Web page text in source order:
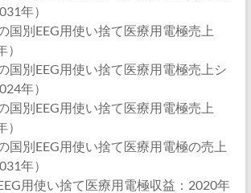
年）
国別EEG用使い捨て医療用電極売上
国別EEG用使い捨て医療用電極売上シ
年）
国別EEG用使い捨て医療用電極売上
国別EEG用使い捨て医療用電極の売上
年）
用使い捨て医療用電極収益：2020年